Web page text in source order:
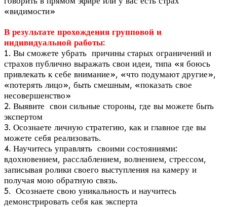
«видимости»
В результате прохождения групповой и
индивидуальной работы:
1. Вы сможете убрать причины старых ограничений и
страхов публично выражать свои идеи, типа «я боюсь
привлекать к себе внимание», «что подумают другие»,
«потерять лицо», быть смешным, «показать свое
несовершенство»
2. Выявите свои сильные стороны, где вы можете быть
экспертом
3. Осознаете личную стратегию, как и главное где вы
можете себя реализовать.
4. Научитесь управлять своими состояниями:
вдохновением, расслаблением, волнением, стрессом,
записывая ролики своего выступления на камеру и
получая мою обратную связь.
5. Осознаете свою уникальность и научитесь
демонстрировать себя как эксперта